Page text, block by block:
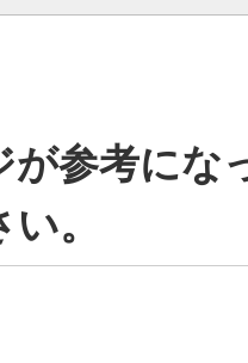
が参考にな
。